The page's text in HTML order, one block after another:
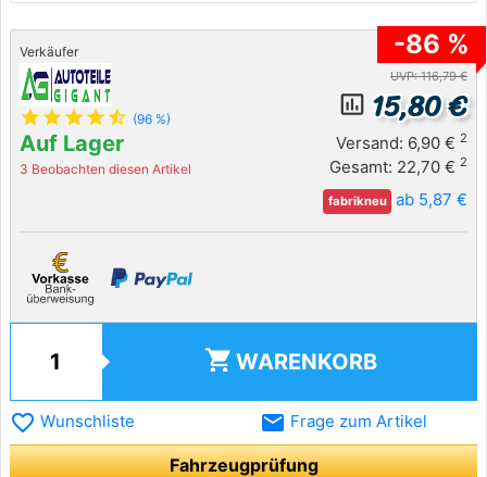
Verkäufer
star star star star star_half (96 %)
Auf Lager
3 Beobachten diesen Artikel
-86 %
UVP: 116,79 €
insert_chart_outlined 15,80 €
Versand: 6,90 € 2
Gesamt: 22,70 € 2
fabrikneu ab 5,87 €
shopping_cart WARENKORB
favorite_border Wunschliste email Frage zum Artikel
Fahrzeugprüfung